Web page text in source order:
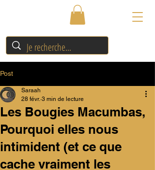
Post
Les Bougies Macumbas,
Pourquoi elles nous
intimident (et ce que
cache vraiment les
Saraah
28 févr. 3 min de lecture